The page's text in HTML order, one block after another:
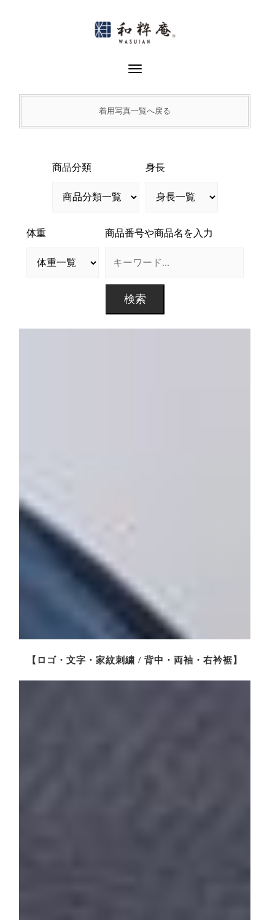
Toggle Navigation
着用写真一覧へ戻る
商品分類 身長
体重 商品番号や商品名を入力
【ロゴ・文字・家紋刺繍 / 背中・両袖・右衿裾】